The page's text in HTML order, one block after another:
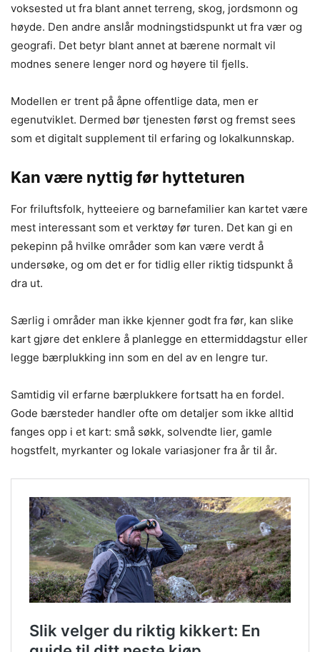
voksested ut fra blant annet terreng, skog, jordsmonn og
høyde. Den andre anslår modningstidspunkt ut fra vær og
geografi. Det betyr blant annet at bærene normalt vil
modnes senere lenger nord og høyere til fjells.
Modellen er trent på åpne offentlige data, men er
egenutviklet. Dermed bør tjenesten først og fremst sees
som et digitalt supplement til erfaring og lokalkunnskap.
Kan være nyttig før hytteturen
For friluftsfolk, hytteeiere og barnefamilier kan kartet være
mest interessant som et verktøy før turen. Det kan gi en
pekepinn på hvilke områder som kan være verdt å
undersøke, og om det er for tidlig eller riktig tidspunkt å
dra ut.
Særlig i områder man ikke kjenner godt fra før, kan slike
kart gjøre det enklere å planlegge en ettermiddagstur eller
legge bærplukking inn som en del av en lengre tur.
Samtidig vil erfarne bærplukkere fortsatt ha en fordel.
Gode bærsteder handler ofte om detaljer som ikke alltid
fanges opp i et kart: små søkk, solvendte lier, gamle
hogstfelt, myrkanter og lokale variasjoner fra år til år.